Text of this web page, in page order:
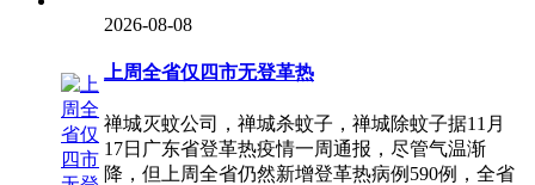
2026-08-08
上周全省仅四市无登革热
禅城灭蚊公司，禅城杀蚊子，禅城除蚊子据11月
17日广东省登革热疫情一周通报，尽管气温渐
降，但上周全省仍然新增登革热病例590例，全省